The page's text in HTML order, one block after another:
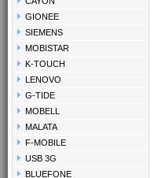
GIONEE
SIEMENS
MOBISTAR
K-TOUCH
LENOVO
G-TIDE
MOBELL
MALATA
F-MOBILE
USB 3G
BLUEFONE